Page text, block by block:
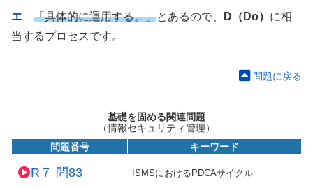
エ 「具体的に運用する。」とあるので、 D（Do） に相
当するプロセスです。
問題に戻る
基礎を固める関連問題
（情報セキュリティ管理）
問題番号
キーワード
R７ 問83 ISMSにおけるPDCAサイクル